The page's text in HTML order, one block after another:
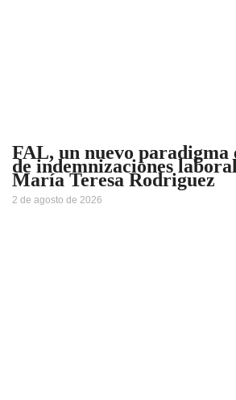
FAL, un nuevo paradigma
de indemnizaciones
María Teresa Rodriguez
2 de agosto de 2026